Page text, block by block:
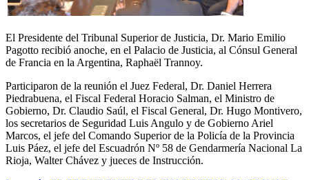
El Presidente del Tribunal Superior de Justicia, Dr. Mario Emilio
Pagotto recibió anoche, en el Palacio de Justicia, al Cónsul General
de Francia en la Argentina, Raphaël Trannoy.
Participaron de la reunión el Juez Federal, Dr. Daniel Herrera
Piedrabuena, el Fiscal Federal Horacio Salman, el Ministro de
Gobierno, Dr. Claudio Saúl, el Fiscal General, Dr. Hugo Montivero,
los secretarios de Seguridad Luis Angulo y de Gobierno Ariel
Marcos, el jefe del Comando Superior de la Policía de la Provincia
Luis Páez, el jefe del Escuadrón Nº 58 de Gendarmería Nacional La
Rioja, Walter Chávez y jueces de Instrucción.